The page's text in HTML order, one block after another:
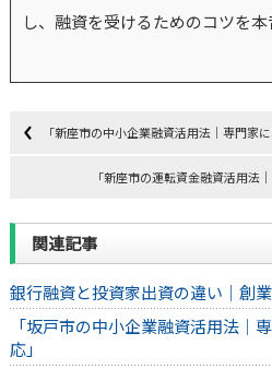
し、融資を受けるためのコツを本
「新座市の中小企業融資活用法｜専門家
「新座市の運転資金融資活用法
関連記事
銀行融資と投資家出資の違い｜創
「坂戸市の中小企業融資活用法｜
応」